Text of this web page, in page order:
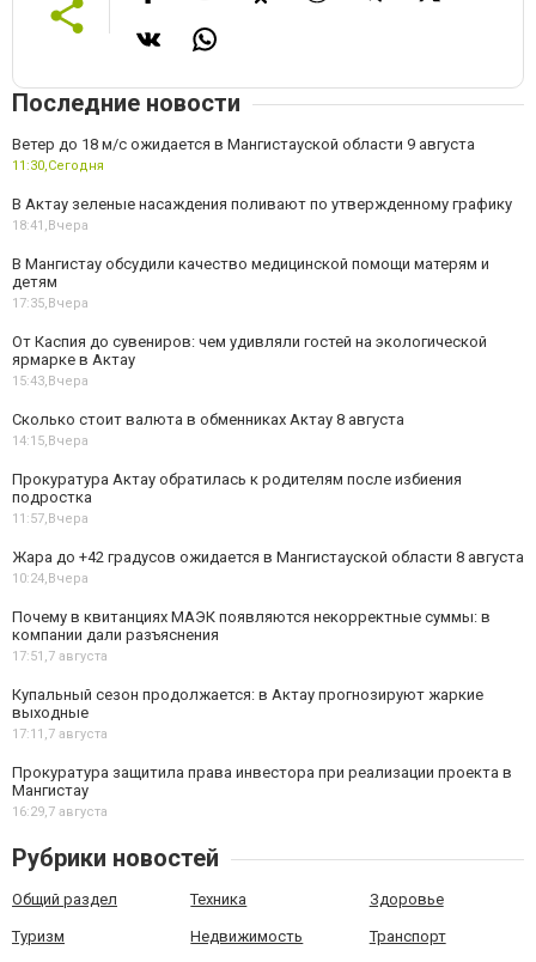
Последние новости
Ветер до 18 м/с ожидается в Мангистауской области 9 августа
11:30,Сегодня
В Актау зеленые насаждения поливают по утвержденному графику
18:41,Вчера
В Мангистау обсудили качество медицинской помощи матерям и
детям
17:35,Вчера
От Каспия до сувениров: чем удивляли гостей на экологической
ярмарке в Актау
15:43,Вчера
Сколько стоит валюта в обменниках Актау 8 августа
14:15,Вчера
Прокуратура Актау обратилась к родителям после избиения
подростка
11:57,Вчера
Жара до +42 градусов ожидается в Мангистауской области 8 августа
10:24,Вчера
Почему в квитанциях МАЭК появляются некорректные суммы: в
компании дали разъяснения
17:51,7 августа
Купальный сезон продолжается: в Актау прогнозируют жаркие
выходные
17:11,7 августа
Прокуратура защитила права инвестора при реализации проекта в
Мангистау
16:29,7 августа
Рубрики новостей
Общий раздел Техника Здоровье
Туризм Недвижимость Транспорт